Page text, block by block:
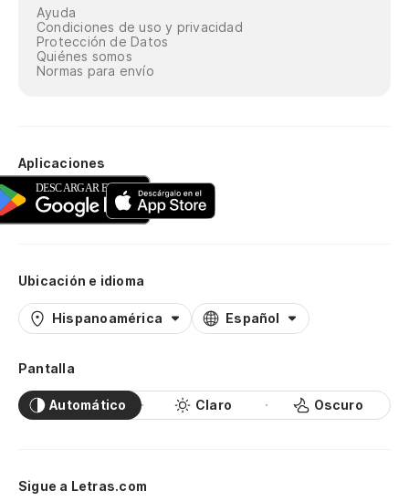
Ayuda
Condiciones de uso y privacidad
Protección de Datos
Quiénes somos
Normas para envío
Aplicaciones
Ubicación e idioma
Hispanoamérica Español
Pantalla
Automático Claro Oscuro
Sigue a Letras.com